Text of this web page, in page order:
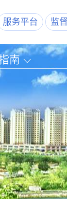
服务平台 监
南